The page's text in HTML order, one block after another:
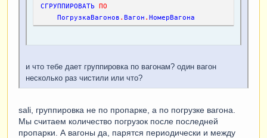
СГРУППИРОВАТЬ ПО
ПогрузкаВагонов . Вагон . НомерВагона
и что тебе дает группировка по вагонам? один вагон
несколько раз чистили или что?
sali, группировка не по пропарке, а по погрузке вагона.
Мы считаем количество погрузок после последней
пропарки. А вагоны да, парятся периодически и между